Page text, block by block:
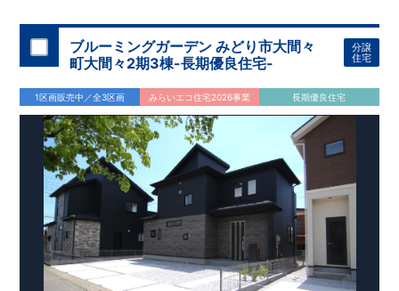
ブルーミングガーデン みどり市大間々
町大間々2期3棟-長期優良住宅-
分譲
住宅
1区画販売中／全3区画 みらいエコ住宅2026事業 長期優良住宅